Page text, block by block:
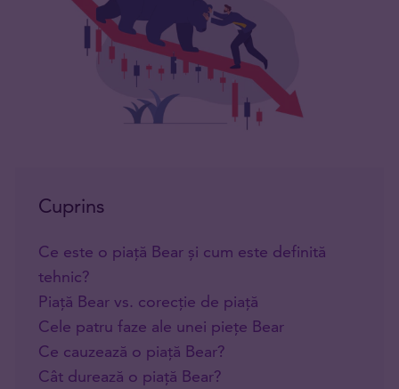
Cuprins
Ce este o piață Bear și cum este definită
tehnic?
Piață Bear vs. corecție de piață
Cele patru faze ale unei piețe Bear
Ce cauzează o piață Bear?
Cât durează o piață Bear?